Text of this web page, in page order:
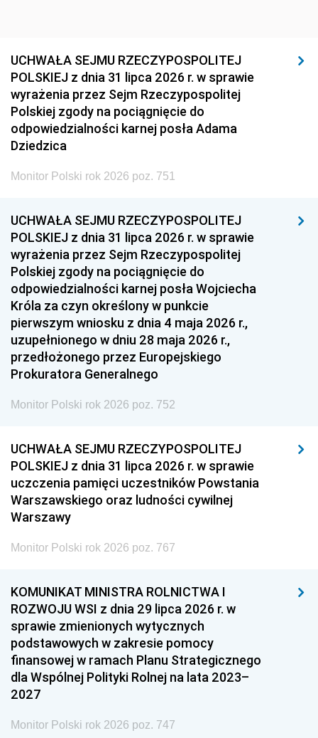
UCHWAŁA SEJMU RZECZYPOSPOLITEJ
POLSKIEJ z dnia 31 lipca 2026 r. w sprawie
wyrażenia przez Sejm Rzeczypospolitej
Polskiej zgody na pociągnięcie do
odpowiedzialności karnej posła Adama
Dziedzica
Monitor Polski rok 2026 poz. 751
UCHWAŁA SEJMU RZECZYPOSPOLITEJ
POLSKIEJ z dnia 31 lipca 2026 r. w sprawie
wyrażenia przez Sejm Rzeczypospolitej
Polskiej zgody na pociągnięcie do
odpowiedzialności karnej posła Wojciecha
Króla za czyn określony w punkcie
pierwszym wniosku z dnia 4 maja 2026 r.,
uzupełnionego w dniu 28 maja 2026 r.,
przedłożonego przez Europejskiego
Prokuratora Generalnego
Monitor Polski rok 2026 poz. 752
UCHWAŁA SEJMU RZECZYPOSPOLITEJ
POLSKIEJ z dnia 31 lipca 2026 r. w sprawie
uczczenia pamięci uczestników Powstania
Warszawskiego oraz ludności cywilnej
Warszawy
Monitor Polski rok 2026 poz. 767
KOMUNIKAT MINISTRA ROLNICTWA I
ROZWOJU WSI z dnia 29 lipca 2026 r. w
sprawie zmienionych wytycznych
podstawowych w zakresie pomocy
finansowej w ramach Planu Strategicznego
dla Wspólnej Polityki Rolnej na lata 2023–
2027
Monitor Polski rok 2026 poz. 747